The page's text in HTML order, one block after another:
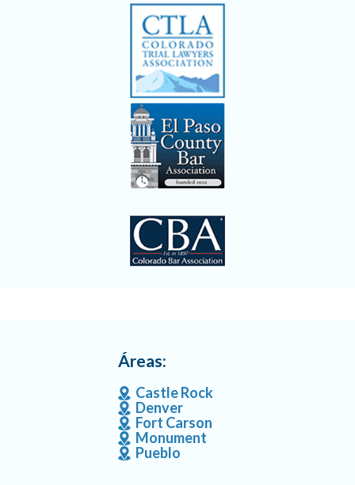
Áreas:
Castle Rock
Denver
Fort Carson
Monument
Pueblo